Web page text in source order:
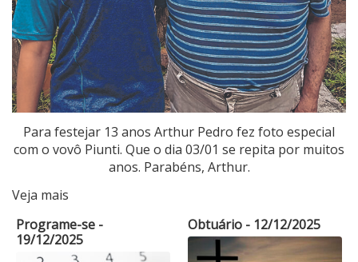
Para festejar 13 anos Arthur Pedro fez foto especial
com o vovô Piunti. Que o dia 03/01 se repita por muitos
anos. Parabéns, Arthur.
Veja mais
Programe-se -
19/12/2025
Obtuário - 12/12/2025